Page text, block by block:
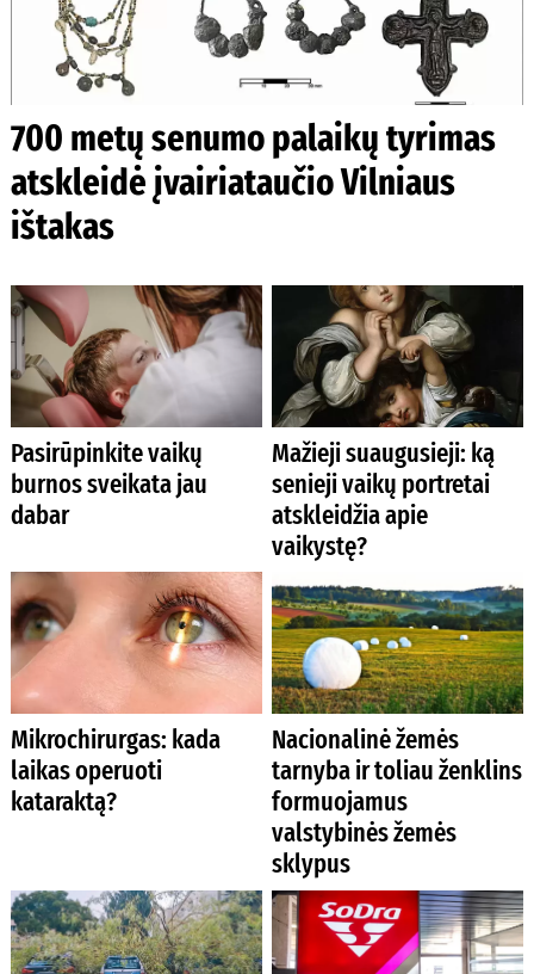
700 metų senumo palaikų tyrimas
atskleidė įvairiataučio Vilniaus
ištakas
Pasirūpinkite vaikų
burnos sveikata jau
dabar
Mažieji suaugusieji: ką
senieji vaikų portretai
atskleidžia apie
vaikystę?
Mikrochirurgas: kada
laikas operuoti
kataraktą?
Nacionalinė žemės
tarnyba ir toliau ženklins
formuojamus
valstybinės žemės
sklypus